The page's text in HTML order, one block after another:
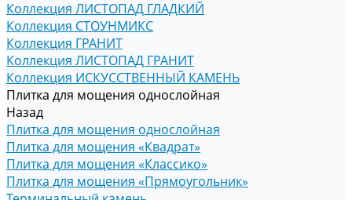
Коллекция ЛИСТОПАД ГЛАДКИЙ
Коллекция СТОУНМИКС
Коллекция ГРАНИТ
Коллекция ЛИСТОПАД ГРАНИТ
Коллекция ИСКУССТВЕННЫЙ КАМЕНЬ
Плитка для мощения однослойная
Назад
Плитка для мощения однослойная
Плитка для мощения «Квадрат»
Плитка для мощения «Классико»
Плитка для мощения «Прямоугольник»